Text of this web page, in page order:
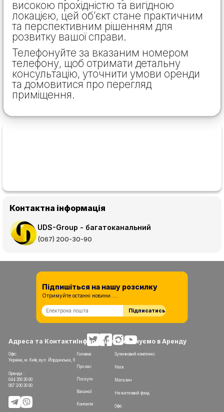
високою прохідністю та вигідною
локацією, цей об’єкт стане практичним
та перспективним рішенням для
розвитку вашої справи.
Телефонуйте за вказаним номером
телефону, щоб отримати детальну
консультацію, уточнити умови оренди
та домовитися про перегляд
приміщення.
Контактна інформація
UDS-Group - багатоканальний
(067) 200-30-90
Адреса та Контакти
Офіс:
Україна, м. Київ, вул. Йорданська, 6
Оренда :
044 356 30 90
067 200 30 90
Пропонуємо в Аренду
Зупинковий комплекс
Кіоск
Магазин
Нежитловий фонд
Офіс
Інформація
Головна
Про нас
Послуги
Вакансії
Контакти
Підпишіться на нашу розсилку
Отримуйте останні новини.....
Підписатись